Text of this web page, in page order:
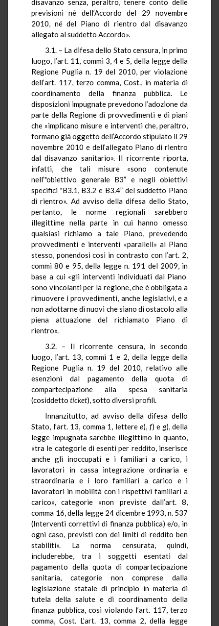
disavanzo senza, peraltro, tenere conto delle
previsioni né dell’Accordo del 29 novembre
2010, né del Piano di rientro dal disavanzo
allegato al suddetto Accordo».
3.1. – La difesa dello Stato censura, in primo
luogo, l’art. 11, commi 3, 4 e 5, della legge della
Regione Puglia n. 19 del 2010, per violazione
dell’art. 117, terzo comma, Cost., in materia di
coordinamento della finanza pubblica. Le
disposizioni impugnate prevedono l’adozione da
parte della Regione di provvedimenti e di piani
che «implicano misure e interventi che, peraltro,
formano già oggetto dell’Accordo stipulato il 29
novembre 2010 e dell’allegato Piano di rientro
dal disavanzo sanitario». Il ricorrente riporta,
infatti, che tali misure «sono contenute
nell’"obiettivo generale B3” e negli obiettivi
specifici "B3.1, B3.2 e B3.4” del suddetto Piano
di rientro». Ad avviso della difesa dello Stato,
pertanto, le norme regionali sarebbero
illegittime nella parte in cui hanno omesso
qualsiasi richiamo a tale Piano, prevedendo
provvedimenti e interventi «paralleli» al Piano
stesso, ponendosi così in contrasto con l’art. 2,
commi 80 e 95, della legge n. 191 del 2009, in
base a cui «gli interventi individuati dal Piano
sono vincolanti per la regione, che è obbligata a
rimuovere i provvedimenti, anche legislativi, e a
non adottarne di nuovi che siano di ostacolo alla
piena attuazione del richiamato Piano di
rientro».
3.2. – Il ricorrente censura, in secondo
luogo, l’art. 13, commi 1 e 2, della legge della
Regione Puglia n. 19 del 2010, relativo alle
esenzioni dal pagamento della quota di
compartecipazione alla spesa sanitaria
(cosiddetto ticket), sotto diversi profili.
Innanzitutto, ad avviso della difesa dello
Stato, l’art. 13, comma 1, lettere e), f) e g), della
legge impugnata sarebbe illegittimo in quanto,
«tra le categorie di esenti per reddito, inserisce
anche gli inoccupati e i familiari a carico, i
lavoratori in cassa integrazione ordinaria e
straordinaria e i loro familiari a carico e i
lavoratori in mobilità con i rispettivi familiari a
carico», categorie «non previste dall’art. 8,
comma 16, della legge 24 dicembre 1993, n. 537
(Interventi correttivi di finanza pubblica) e/o, in
ogni caso, previsti con dei limiti di reddito ben
stabiliti». La norma censurata, quindi,
includerebbe, tra i soggetti esentati dal
pagamento della quota di compartecipazione
sanitaria, categorie non comprese dalla
legislazione statale di principio in materia di
tutela della salute e di coordinamento della
finanza pubblica, così violando l’art. 117, terzo
comma, Cost. L’art. 13, comma 2, della legge